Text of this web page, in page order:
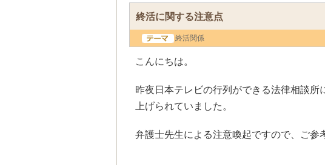
終活に関する注意点
終活関係
こんにちは。
昨夜日本テレビの行列ができる法律相談所
上げられていました。
弁護士先生による注意喚起ですので、ご参